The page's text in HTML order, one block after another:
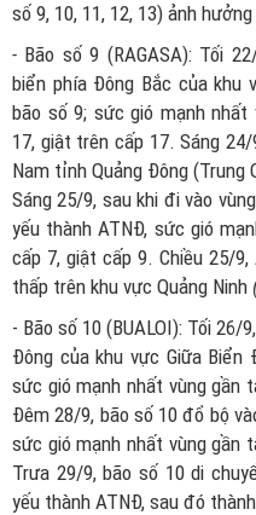
số 9, 10, 11, 12, 13) ảnh
- Bão số 9 (RAGASA): Tối
biển phía Đông Bắc của khu
bão số 9; sức gió mạnh
17, giật trên cấp 17. Sáng
Nam tỉnh Quảng Đông (Trung
Sáng 25/9, sau khi đi vào
yếu thành ATNĐ, sức gió
cấp 7, giật cấp 9. Chiều 25/
thấp trên khu vực Quảng Ninh
- Bão số 10 (BUALOI): Tối 26/
Đông của khu vực Giữa
sức gió mạnh nhất vùng gần
Đêm 28/9, bão số 10 đổ bộ
sức gió mạnh nhất vùng gần
Trưa 29/9, bão số 10 di
yếu thành ATNĐ, sau đó